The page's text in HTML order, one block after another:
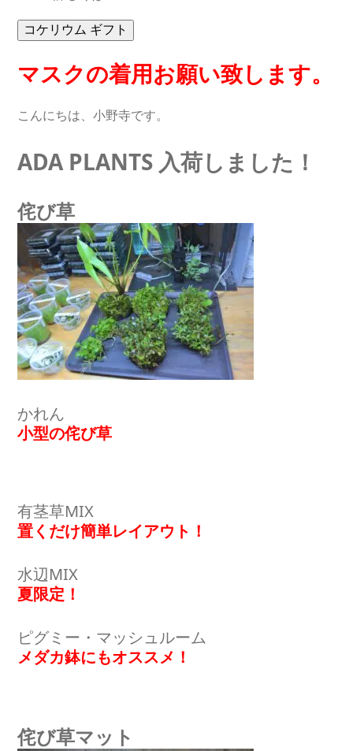
マスクの着用お願い致します。
こんにちは、小野寺です。
ADA PLANTS 入荷しました！
侘び草
かれん
小型の侘び草
有茎草MIX
置くだけ簡単レイアウト！
水辺MIX
夏限定！
ピグミー・マッシュルーム
メダカ鉢にもオススメ！
侘び草マット